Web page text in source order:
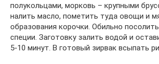
полукольцами, морковь – крупными
налить масло, пометить туда овощи и
образования корочки. Обильно
специи. Заготовку залить водой и
5-10 минут. В готовый зирвак всыпать